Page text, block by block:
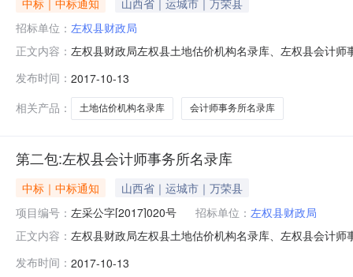
招标单位： 左权县财政局
正文内容： 左权县财政局左权县土地估价机构名录库、左权县会计
采购机构的名称、地址及联系方式1、采购人：左权县财
035
发布时间： 2017-10-13
相关产品：
土地估价机构名录库 会计师事务所名录库
第二包:左权县会计师事务所名录库
中标｜中标通知
山西省｜运城市｜万荣县
项目编号： 左采公字[2017]020号 招标单位： 左权县财政局
正文内容： 左权县财政局左权县土地估价机构名录库、左权县会计
采购人：左权县财政局智女士131035431232、采购机
发布时间： 2017-10-13